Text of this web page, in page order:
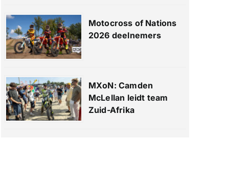
Motocross of Nations
2026 deelnemers
MXoN: Camden
McLellan leidt team
Zuid-Afrika